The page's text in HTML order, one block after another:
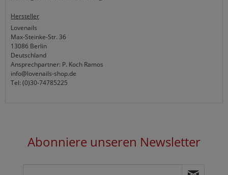
Hersteller
Lovenails
Max-Steinke-Str. 36
13086 Berlin
Deutschland
Ansprechpartner: P. Koch Ramos
info@lovenails-shop.de
Tel: (0)30-74785225
Abonniere unseren Newsletter